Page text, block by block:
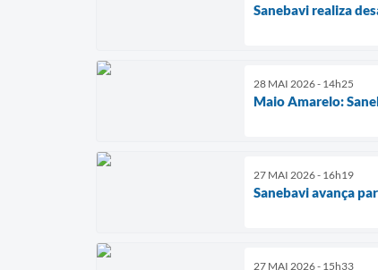
Sanebavi realiza
28 MAI 2026 - 14h25
Maio Amarelo:
27 MAI 2026 - 16h19
Sanebavi avança
27 MAI 2026 - 15h33